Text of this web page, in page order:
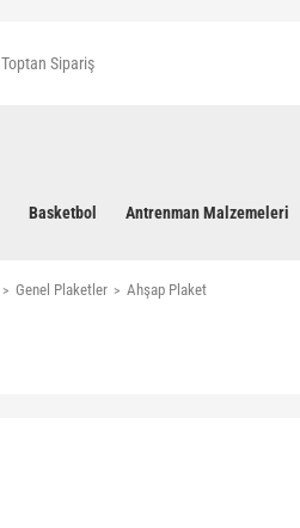
Toptan Sipariş
Basketbol Antrenman Malzemeleri
Genel Plaketler Ahşap Plaket